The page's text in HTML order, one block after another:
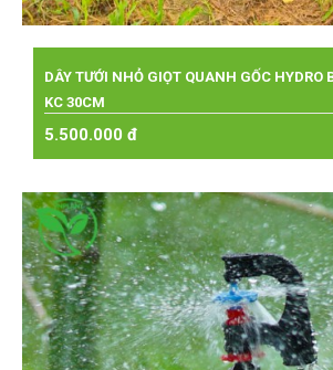
DÂY TƯỚI NHỎ GIỌT QUANH GỐC HYDRO
KC 30CM
5.500.000 đ